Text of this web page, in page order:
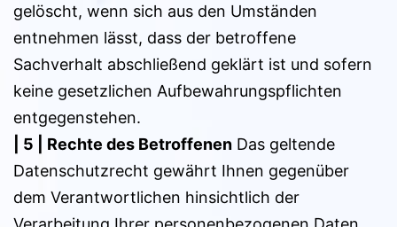
gelöscht, wenn sich aus den Umständen
entnehmen lässt, dass der betroffene
Sachverhalt abschließend geklärt ist und sofern
keine gesetzlichen Aufbewahrungspflichten
entgegenstehen.
| 5 | Rechte des Betroffenen Das geltende
Datenschutzrecht gewährt Ihnen gegenüber
dem Verantwortlichen hinsichtlich der